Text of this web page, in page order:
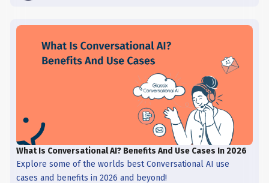
What Is Conversational AI? Benefits And Use Cases In 2026
Explore some of the worlds best Conversational AI use
cases and benefits in 2026 and beyond!